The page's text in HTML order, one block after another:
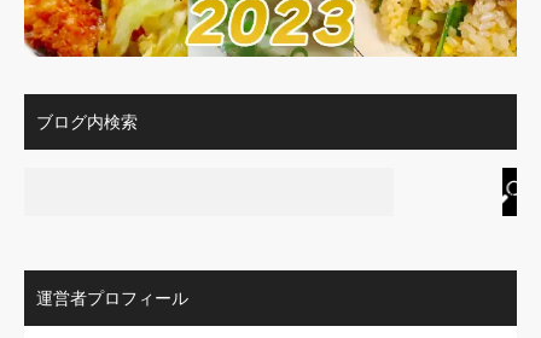
ブログ内検索
運営者プロフィール